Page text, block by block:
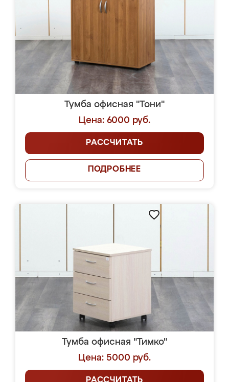
Тумба офисная "Тони"
Цена: 6000 руб.
РАССЧИТАТЬ
ПОДРОБНЕЕ
Тумба офисная "Тимко"
Цена: 5000 руб.